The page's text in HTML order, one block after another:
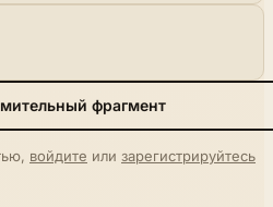
фрагмент
войдите или зарегистрируйтесь